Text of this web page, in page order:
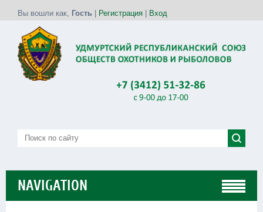
Вы вошли как, Гость Регистрация Вход
NAVIGATION